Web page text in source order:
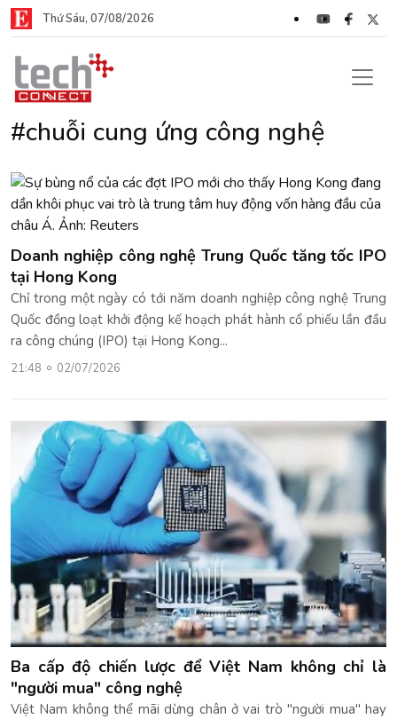
Thứ Sáu, 07/08/2026
#chuỗi cung ứng công nghệ
Doanh nghiệp công nghệ Trung Quốc tăng tốc IPO
tại Hong Kong
Chỉ trong một ngày có tới năm doanh nghiệp công nghệ Trung
Quốc đồng loạt khởi động kế hoạch phát hành cổ phiếu lần đầu
ra công chúng (IPO) tại Hong Kong...
21:48 02/07/2026
Ba cấp độ chiến lược để Việt Nam không chỉ là
"người mua" công nghệ
Việt Nam không thể mãi dừng chân ở vai trò "người mua" hay